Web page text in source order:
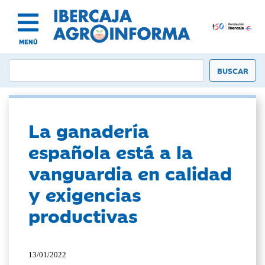
MENÚ
La ganadería
española está a la
vanguardia en calidad
y exigencias
productivas
13/01/2022